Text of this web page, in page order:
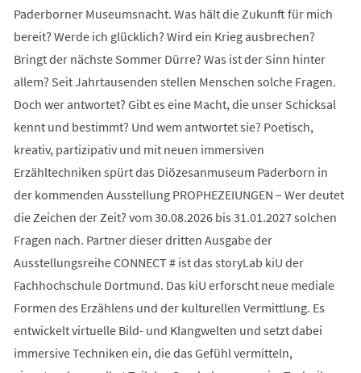
Paderborner Museumsnacht. Was hält die Zukunft für mich
bereit? Werde ich glücklich? Wird ein Krieg ausbrechen?
Bringt der nächste Sommer Dürre? Was ist der Sinn hinter
allem? Seit Jahrtausenden stellen Menschen solche Fragen.
Doch wer antwortet? Gibt es eine Macht, die unser Schicksal
kennt und bestimmt? Und wem antwortet sie? Poetisch,
kreativ, partizipativ und mit neuen immersiven
Erzähltechniken spürt das Diözesanmuseum Paderborn in
der kommenden Ausstellung PROPHEZEIUNGEN – Wer deutet
die Zeichen der Zeit? vom 30.08.2026 bis 31.01.2027 solchen
Fragen nach. Partner dieser dritten Ausgabe der
Ausstellungsreihe CONNECT # ist das storyLab kiU der
Fachhochschule Dortmund. Das kiU erforscht neue mediale
Formen des Erzählens und der kulturellen Vermittlung. Es
entwickelt virtuelle Bild- und Klangwelten und setzt dabei
immersive Techniken ein, die das Gefühl vermitteln,